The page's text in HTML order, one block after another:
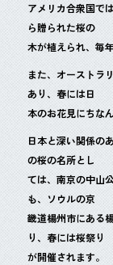
アメリカ合衆国で
ら贈られた桜の
木が植えられ、毎
また、オーストラ
あり、春には日
本のお花見にちな
日本と深い関係の
の桜の名所とし
ては、南京の中山
も、ソウルの京
畿道楊州市にある
り、春には桜祭り
が開催されます。